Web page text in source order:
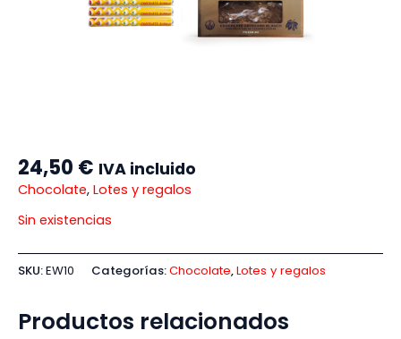
24,50 € IVA incluido
Chocolate, Lotes y regalos
Sin existencias
SKU:EW10 Categorías:Chocolate,Lotes y regalos
Productos relacionados